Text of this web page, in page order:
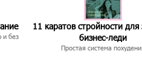
и без
11 каратов стройности для
бизнес-леди
Простая система